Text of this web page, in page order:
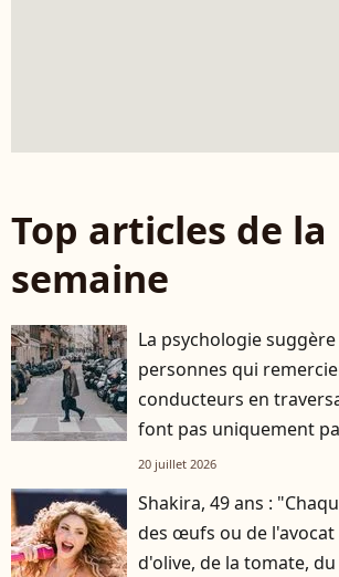
Top articles de la
semaine
La psychologie
personnes qui
conducteurs en
font pas uniquement
20 juillet 2026
Shakira, 49 ans :
des œufs ou de l'avocat
d'olive, de la tomate,